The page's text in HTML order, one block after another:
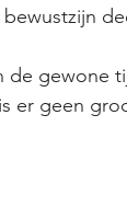
gewone
er geen